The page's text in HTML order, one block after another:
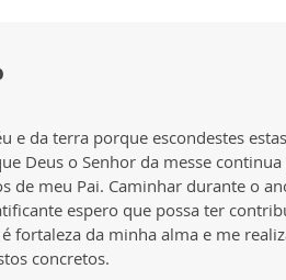
e da terra porque escondestes
Deus o Senhor da messe
de meu Pai. Caminhar durante o
espero que possa ter
fortaleza da minha alma e me
concretos.